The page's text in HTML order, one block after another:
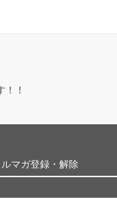
！
ルマガ登録・解除